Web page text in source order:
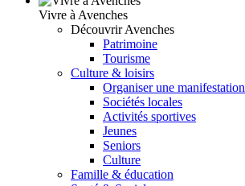
Vivre à Avenches
Découvrir Avenches
Patrimoine
Tourisme
Culture & loisirs
Organiser une manifestation
Sociétés locales
Activités sportives
Jeunes
Seniors
Culture
Famille & éducation